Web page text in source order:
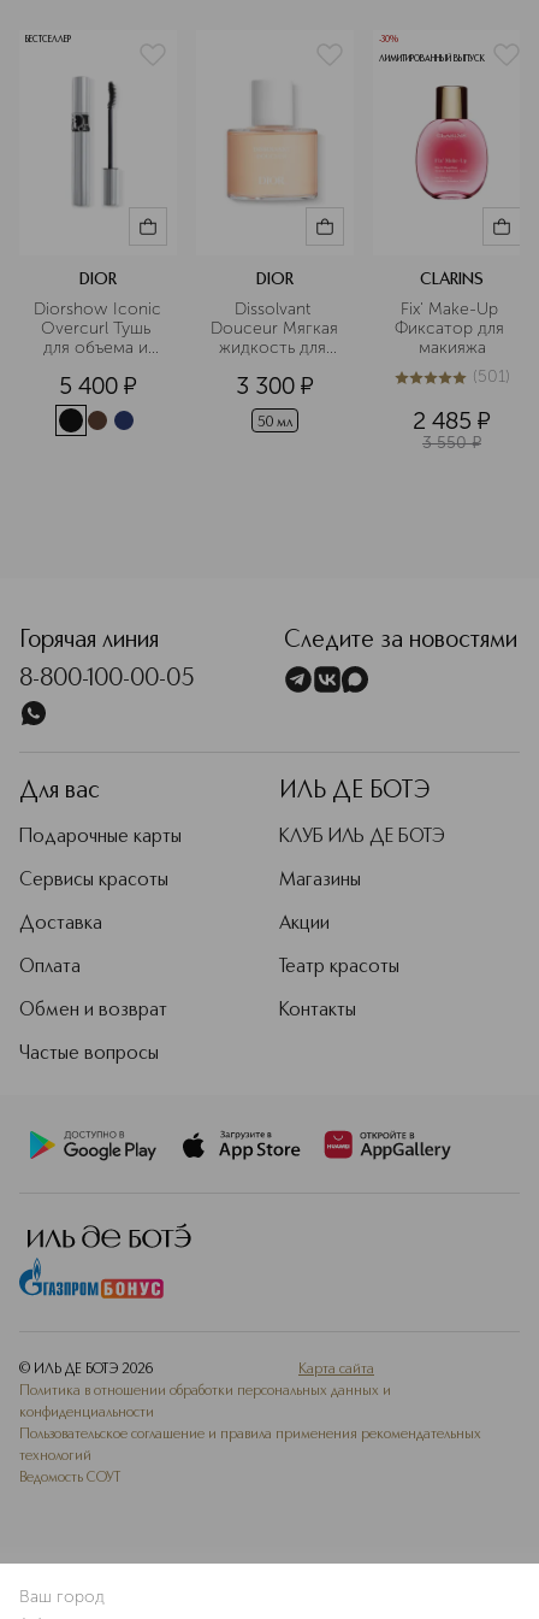
БЕСТСЕЛЛЕР
DIOR
Diorshow Iconic
Overcurl Тушь
для объема и
ресниц
5 400 ¤
DIOR
Dissolvant
Douceur Мягкая
жидкость для
обогащенная
экстрактом
абрикоса
3 300 ¤
50 мл
-30%
ЛИМИТИРОВАННЫЙ ВЫПУСК
CLARINS
Fix' Make-Up
Фиксатор для
макияжа
5из 5501 (501)
2 485 ¤
3 550 ¤
В КОРЗИНУ
Горячая линия
8-800-100-00-05
Следите за новостями
Для вас
Подарочные карты
Сервисы красоты
Доставка
Оплата
Обмен и возврат
Частые вопросы
ИЛЬ ДЕ БОТЭ
КЛУБ ИЛЬ ДЕ БОТЭ
Магазины
Акции
Театр красоты
Контакты
© ИЛЬ ДЕ БОТЭ 2026
Карта сайта
Политика в отношении обработки персональных данных и
конфиденциальности
Пользовательское соглашение и правила применения рекомендательных
технологий
Ведомость СОУТ
Ваш город